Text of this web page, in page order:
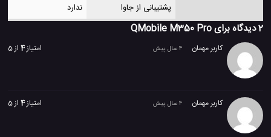
پشتیبانی از جاوا
ندارد
2 دیدگاه برای QMobile M350 Pro
امتیاز4 از 5 کاربر مهمان 4 سال پیش
امتیاز4 از 5 کاربر مهمان 4 سال پیش